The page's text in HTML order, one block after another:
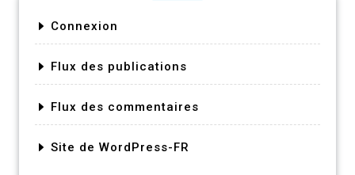
Connexion
Flux des publications
Flux des commentaires
Site de WordPress-FR